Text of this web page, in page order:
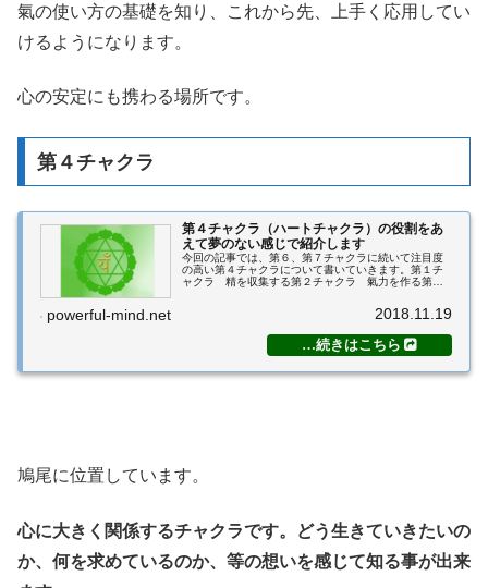
氣の使い方の基礎を知り、これから先、上手く応用してい
けるようになります。
心の安定にも携わる場所です。
第４チャクラ
第４チャクラ（ハートチャクラ）の役割をあ
えて夢のない感じで紹介します
今回の記事では、第６、第７チャクラに続いて注目度
の高い第４チャクラについて書いていきます。第１チ
ャクラ 精を収集する第２チャクラ 氣力を作る第３
powerful-mind.net 2018.11.19
鳩尾に位置しています。
心に大きく関係するチャクラです。どう生きていきたいの
か、何を求めているのか、等の想いを感じて知る事が出来